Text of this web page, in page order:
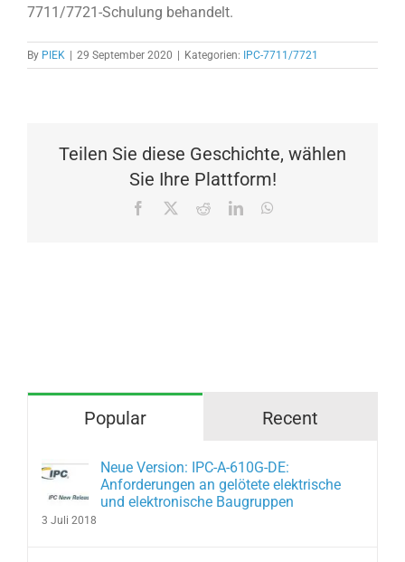
7711/7721-Schulung behandelt.
By PIEK | 29 September 2020 | Kategorien: IPC-7711/7721
Teilen Sie diese Geschichte, wählen
Sie Ihre Plattform!
Facebook RedditLinkedIn
Popular Recent
Neue Version: IPC-A-610G-DE:
Anforderungen an gelötete elektrische
und elektronische Baugruppen
3 Juli 2018